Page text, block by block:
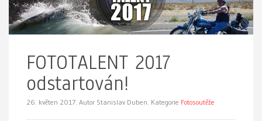
FOTOTALENT 2017
odstartován!
26. květen 2017. Autor Stanislav Duben. Kategorie Fotosoutěže